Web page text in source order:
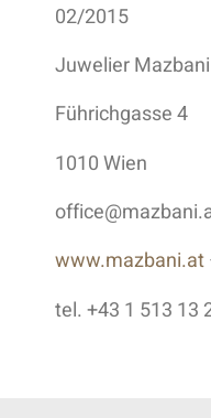
02/2015
Juwelier Mazbani
Führichgasse 4
1010 Wien
www.mazbani.at
tel. +43 1 513 13